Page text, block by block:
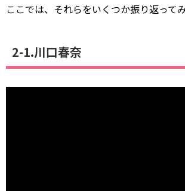
ここでは、それらをいくつか振り返って
2-1.川口春奈